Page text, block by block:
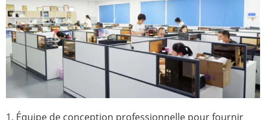
1. Équipe de conception professionnelle pour fournir